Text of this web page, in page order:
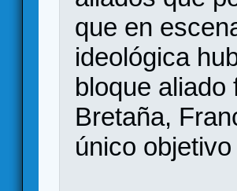
que en
ideológica
bloque
Bretaña,
único